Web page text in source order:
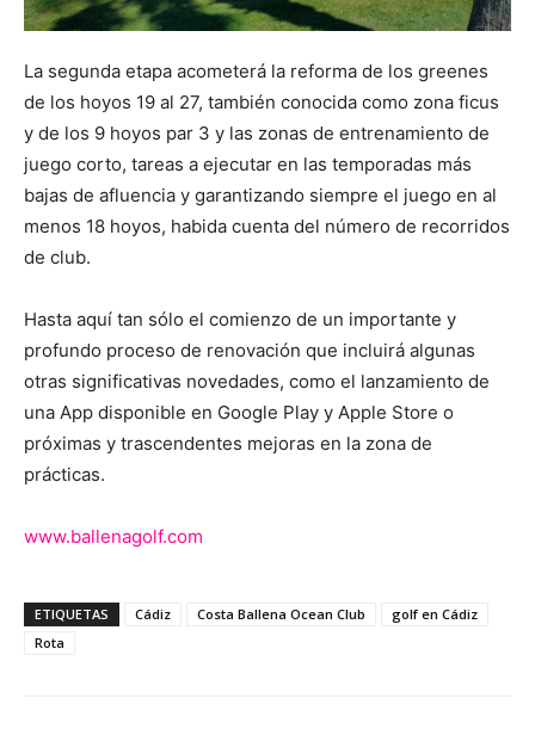
La segunda etapa acometerá la reforma de los greenes
de los hoyos 19 al 27, también conocida como zona ficus
y de los 9 hoyos par 3 y las zonas de entrenamiento de
juego corto, tareas a ejecutar en las temporadas más
bajas de afluencia y garantizando siempre el juego en al
menos 18 hoyos, habida cuenta del número de recorridos
de club.
Hasta aquí tan sólo el comienzo de un importante y
profundo proceso de renovación que incluirá algunas
otras significativas novedades, como el lanzamiento de
una App disponible en Google Play y Apple Store o
próximas y trascendentes mejoras en la zona de
prácticas.
www.ballenagolf.com
ETIQUETAS Cádiz Costa Ballena Ocean Club
golf en Cádiz
Rota